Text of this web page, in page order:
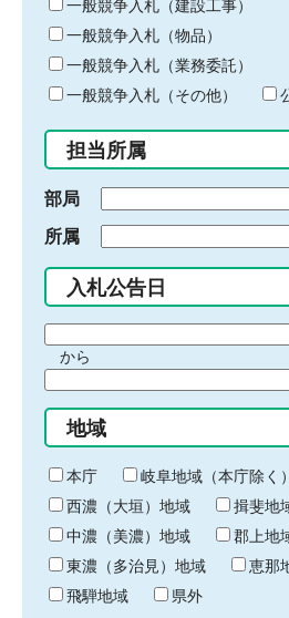
ー
ワ
ー
ド
入
力
一般競争入札（建設工事）
一般競争入札（物品）
一般競争入札（業務委託）
一般競争入札（その他）
担当所属
部局
所属
入札公告日
間
始
り
から
間
終
わ
り
地域
本庁
岐阜地域（本庁除く）
西濃（大垣）地域
揖斐地
中濃（美濃）地域
郡上地
東濃（多治見）地域
恵那
飛騨地域
県外